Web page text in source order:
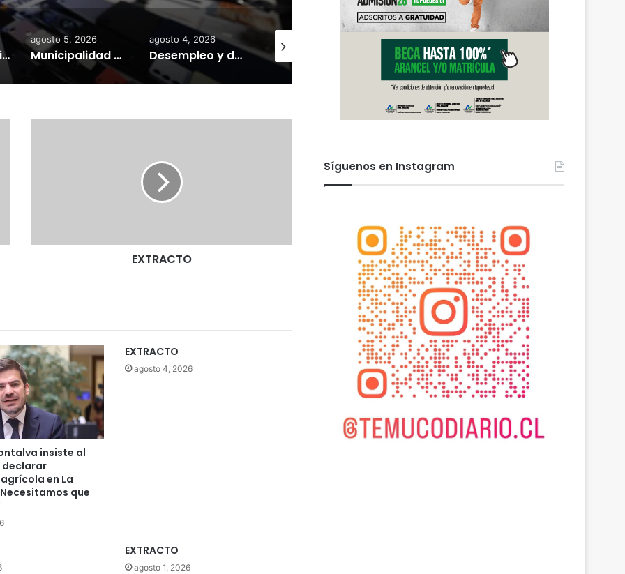
Gobierno mantiene despliegue regional y refuerza la ayuda en las comunas afectadas por el sistema frontal
agosto 5, 2026
Municipalidad de Temuco y Ejército de Chile entregan 130 fardos de alimento animal donados por Sofo para damnificados de sectores rurales
agosto 4, 2026
Desempleo y deudas deterioran la salud mental: investigador UST explica cómo las crisis económicas aumentan la ansiedad
agosto 6, 2026
PDI Temuco llama a bloquear teléfonos robados para proteger la información personal y combatir el mercado ilegal
agosto 5, 2026
EXTRACTO
insiste al
declarar
en La
que
EXTRACTO
agosto 4, 2026
EXTRACTO
agosto 1, 2026
Síguenos en Instagram